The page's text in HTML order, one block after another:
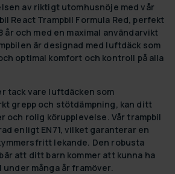
av riktigt utomhusnöje med vår
React Trampbil Formula Red, perfekt
år och med en maximal användarvikt
är designad med luftdäck som
optimal komfort och kontroll på alla
tack vare luftdäcken som
grepp och stötdämpning, kan ditt
och rolig körupplevelse. Vår trampbil
enligt EN71, vilket garanterar en
lekande. Den robusta
att ditt barn kommer att kunna ha
många år framöver.